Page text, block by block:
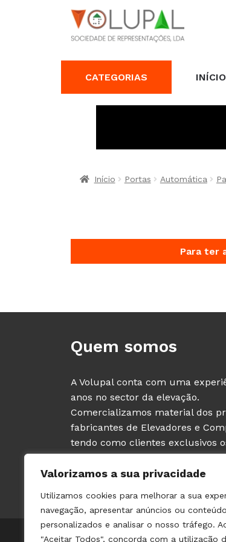
Valorizamos a sua privacidade
Utilizamos cookies para melhorar a sua
navegação, apresentar anúncios ou
personalizados e analisar o nosso tráfego.
"Aceitar Todos", concorda com a utilização
CATEGORIAS INÍCIO
Início Portas Automática
Para ter
Quem somos
A Volupal conta com uma
anos no sector da elevação.
Comercializamos material dos
fabricantes de Elevadores e
tendo como clientes exclusivos
PROFISSIONAIS deste sector
instaladores de ascensores).
© 2021 VOLUPAL | TODOS OS DIREITOS